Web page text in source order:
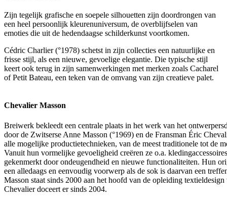
Zijn tegelijk grafische en soepele silhouetten zijn doordrongen van
een heel persoonlijk kleurenuniversum, de overblijfselen van
emoties die uit de hedendaagse schilderkunst voortkomen.
Cédric Charlier (°1978) schetst in zijn collecties een natuurlijke en
frisse stijl, als een nieuwe, gevoelige elegantie. Die typische stijl
keert ook terug in zijn samenwerkingen met merken zoals Cacharel
of Petit Bateau, een teken van de omvang van zijn creatieve palet.
Chevalier Masson
Breiwerk bekleedt een centrale plaats in het werk van het
door de Zwitserse Anne Masson (°1969) en de Fransman Éric
alle mogelijke productietechnieken, van de meest traditionele tot de
Vanuit hun vormelijke gevoeligheid creëren ze o.a.
gekenmerkt door ondeugendheid en nieuwe functionaliteiten. Hun
een alledaags en eenvoudig voorwerp als de sok is daarvan een
Masson staat sinds 2000 aan het hoofd van de opleiding
Chevalier doceert er sinds 2004.